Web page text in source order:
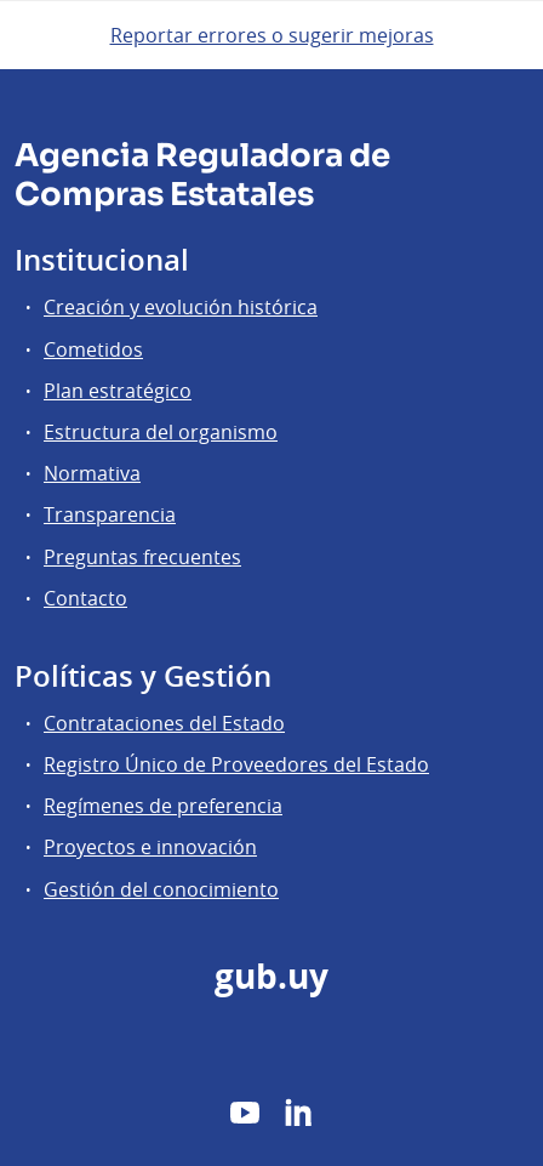
Reportar errores o sugerir mejoras
Agencia Reguladora de
Compras Estatales
Institucional
Creación y evolución histórica
Cometidos
Plan estratégico
Estructura del organismo
Normativa
Transparencia
Preguntas frecuentes
Contacto
Políticas y Gestión
Contrataciones del Estado
Registro Único de Proveedores del Estado
Regímenes de preferencia
Proyectos e innovación
Gestión del conocimiento
gub.uy
YouTube